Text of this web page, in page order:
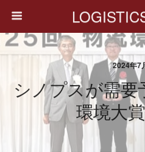
2024年7
シノプスが需要
環境大